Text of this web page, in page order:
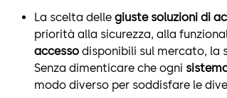
La scelta delle giuste soluzioni di
priorità alla sicurezza, alla
accesso disponibili sul mercato, la
Senza dimenticare che ogni
modo diverso per soddisfare le